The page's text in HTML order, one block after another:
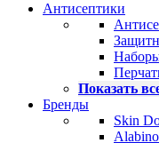
Антисептики
Показать
Бренды
Skin